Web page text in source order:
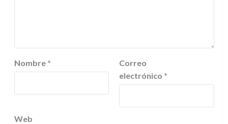
Nombre *
Correo
electrónico *
Web